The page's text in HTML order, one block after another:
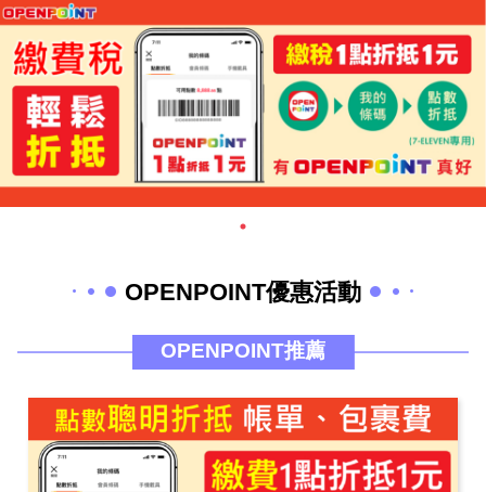
OPENPOINT優惠活動
OPENPOINT推薦